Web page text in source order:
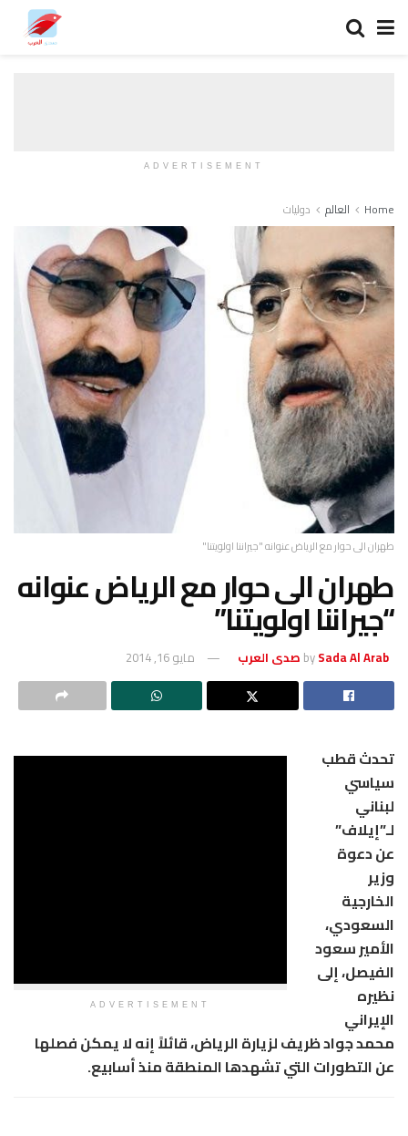
ADVERTISEMENT
Home العالم دوليات
طهران الى حوار مع الرياض عنوانه "جيراننا اولويتنا"
طهران الى حوار مع الرياض عنوانه
“جيراننا اولويتنا”
bySada Al Arab صدى العرب مايو 16, 2014
ADVERTISEMENT
تحدث قطب
سياسي
لبناني
لـ”إيلاف”
عن دعوة
وزير
الخارجية
السعودي،
الأمير سعود
الفيصل، إلى
نظيره
الإيراني
محمد جواد ظريف لزيارة الرياض، قائلاً إنه لا يمكن فصلها
عن التطورات التي تشهدها المنطقة منذ أسابيع.